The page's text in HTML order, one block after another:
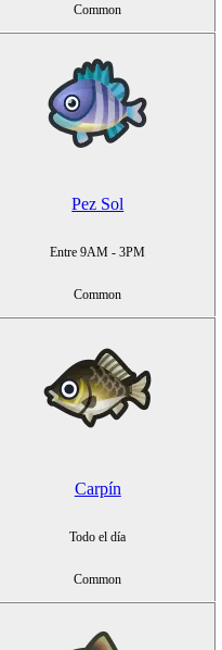
Common
Pez Sol
Entre 9AM - 3PM
Common
Carpín
Todo el día
Common